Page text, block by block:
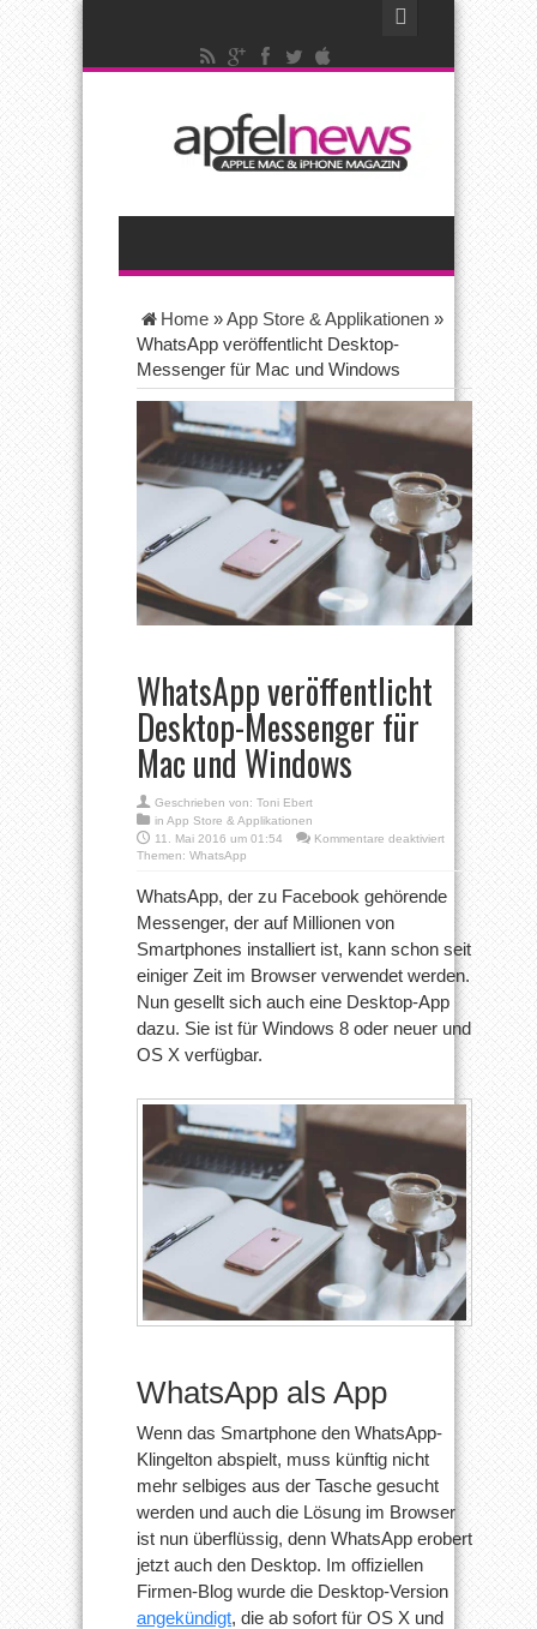
Home »App Store & Applikationen »
WhatsApp veröffentlicht Desktop-
Messenger für Mac und Windows
WhatsApp veröffentlicht
Desktop-Messenger für
Mac und Windows
Geschrieben von: Toni Ebert
in App Store & Applikationen
11. Mai 2016 um 01:54
Kommentare deaktiviertfür
veröffentlicht
Desktop-
Messenger
und
Windows
Themen: WhatsApp
WhatsApp, der zu Facebook gehörende
Messenger, der auf Millionen von
Smartphones installiert ist, kann schon seit
einiger Zeit im Browser verwendet werden.
Nun gesellt sich auch eine Desktop-App
dazu. Sie ist für Windows 8 oder neuer und
OS X verfügbar.
WhatsApp als App
Wenn das Smartphone den WhatsApp-
Klingelton abspielt, muss künftig nicht
mehr selbiges aus der Tasche gesucht
werden und auch die Lösung im Browser
ist nun überflüssig, denn WhatsApp erobert
jetzt auch den Desktop. Im offiziellen
Firmen-Blog wurde die Desktop-Version
angekündigt, die ab sofort für OS X und